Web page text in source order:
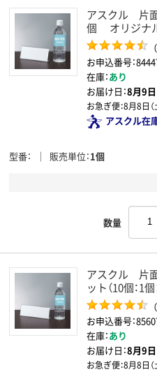
アスクル 片
個 オリジナ
お申込番号：
在庫：あり
お届け日：8月9日
お急ぎ便：8月8日（
アスクル在
型番 販売単位 1個
数量
アスクル 片
ット（10個：
お申込番号：
在庫：あり
お届け日：8月9日
お急ぎ便：8月8日（